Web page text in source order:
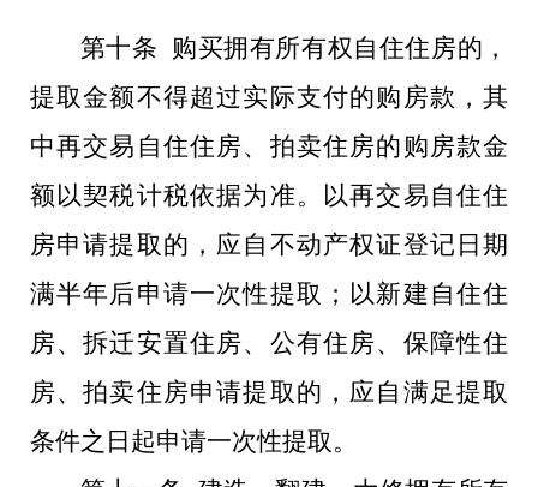
第十条 购买拥有所有权自住住房的，
提取金额不得超过实际支付的购房款，其
中再交易自住住房、拍卖住房的购房款金
额以契税计税依据为准。以再交易自住住
房申请提取的，应自不动产权证登记日期
满半年后申请一次性提取；以新建自住住
房、拆迁安置住房、公有住房、保障性住
房、拍卖住房申请提取的，应自满足提取
条件之日起申请一次性提取。